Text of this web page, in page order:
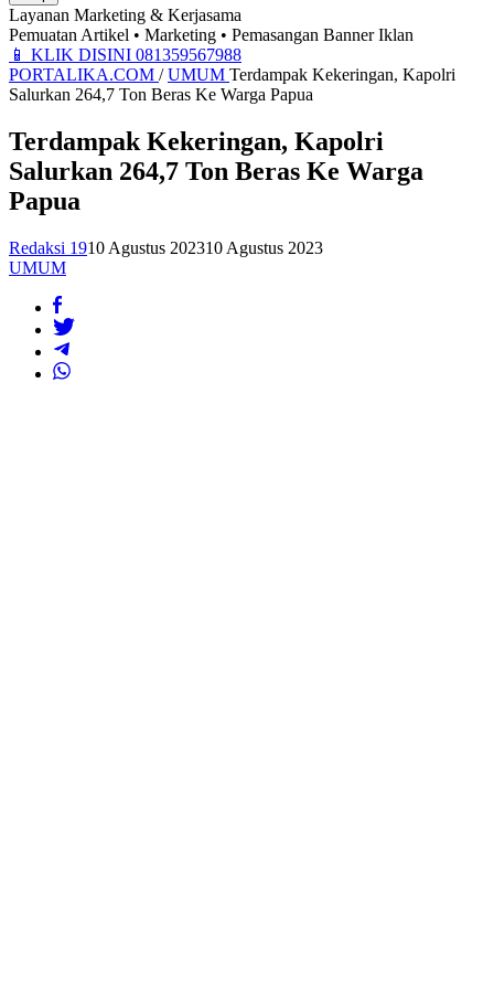
Layanan Marketing & Kerjasama
Pemuatan Artikel • Marketing • Pemasangan Banner Iklan
📱 KLIK DISINI 081359567988
PORTALIKA.COM / UMUM Terdampak Kekeringan, Kapolri
Salurkan 264,7 Ton Beras Ke Warga Papua
Terdampak Kekeringan, Kapolri
Salurkan 264,7 Ton Beras Ke Warga
Papua
Redaksi 1910 Agustus 202310 Agustus 2023
UMUM